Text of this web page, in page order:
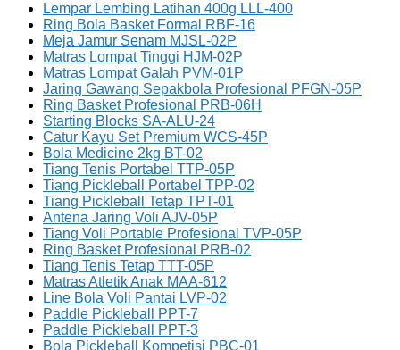
Lempar Lembing Latihan 400g LLL-400
Ring Bola Basket Formal RBF-16
Meja Jamur Senam MJSL-02P
Matras Lompat Tinggi HJM-02P
Matras Lompat Galah PVM-01P
Jaring Gawang Sepakbola Profesional PFGN-05P
Ring Basket Profesional PRB-06H
Starting Blocks SA-ALU-24
Catur Kayu Set Premium WCS-45P
Bola Medicine 2kg BT-02
Tiang Tenis Portabel TTP-05P
Tiang Pickleball Portabel TPP-02
Tiang Pickleball Tetap TPT-01
Antena Jaring Voli AJV-05P
Tiang Voli Portable Profesional TVP-05P
Ring Basket Profesional PRB-02
Tiang Tenis Tetap TTT-05P
Matras Atletik Anak MAA-612
Line Bola Voli Pantai LVP-02
Paddle Pickleball PPT-7
Paddle Pickleball PPT-3
Bola Pickleball Kompetisi PBC-01